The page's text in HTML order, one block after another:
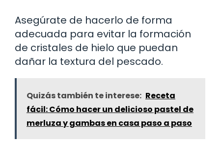
Asegúrate de hacerlo de forma
adecuada para evitar la formación
de cristales de hielo que puedan
dañar la textura del pescado.
Quizás también te interese: Receta
fácil: Cómo hacer un delicioso pastel de
merluza y gambas en casa paso a paso